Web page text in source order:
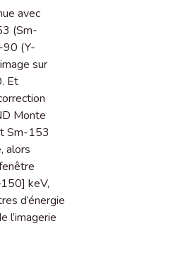
avec
(Sm-
90 (Y-
sur
Et
Monte
Sm-153
alors
keV,
d’énergie
l’imagerie